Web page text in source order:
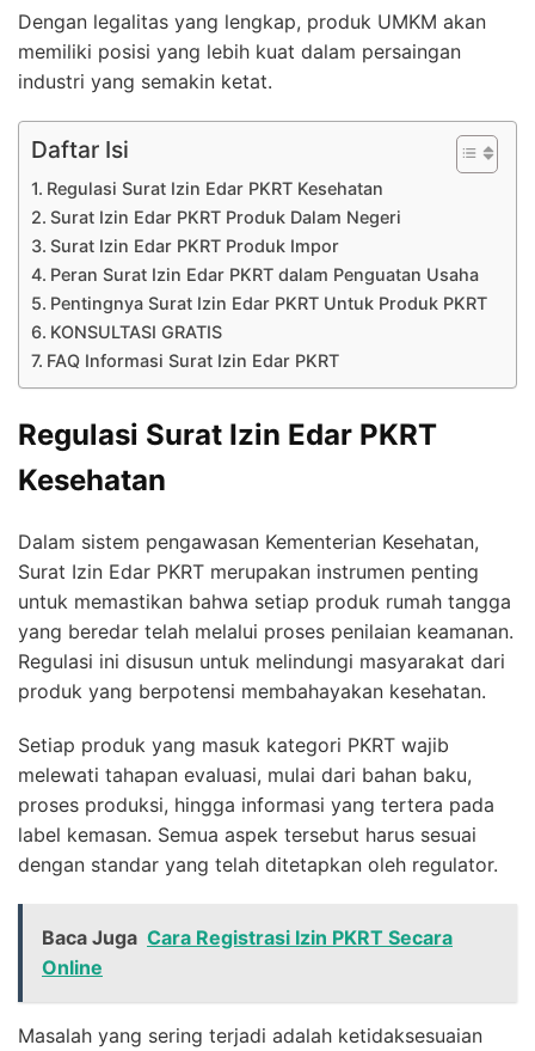
Dengan legalitas yang lengkap, produk UMKM akan
memiliki posisi yang lebih kuat dalam persaingan
industri yang semakin ketat.
Daftar Isi
Regulasi Surat Izin Edar PKRT Kesehatan
Surat Izin Edar PKRT Produk Dalam Negeri
Surat Izin Edar PKRT Produk Impor
Peran Surat Izin Edar PKRT dalam Penguatan Usaha
Pentingnya Surat Izin Edar PKRT Untuk Produk PKRT
KONSULTASI GRATIS
FAQ Informasi Surat Izin Edar PKRT
Regulasi Surat Izin Edar PKRT
Kesehatan
Dalam sistem pengawasan Kementerian Kesehatan,
Surat Izin Edar PKRT merupakan instrumen penting
untuk memastikan bahwa setiap produk rumah tangga
yang beredar telah melalui proses penilaian keamanan.
Regulasi ini disusun untuk melindungi masyarakat dari
produk yang berpotensi membahayakan kesehatan.
Setiap produk yang masuk kategori PKRT wajib
melewati tahapan evaluasi, mulai dari bahan baku,
proses produksi, hingga informasi yang tertera pada
label kemasan. Semua aspek tersebut harus sesuai
dengan standar yang telah ditetapkan oleh regulator.
Baca Juga Cara Registrasi Izin PKRT Secara
Online
Masalah yang sering terjadi adalah ketidaksesuaian